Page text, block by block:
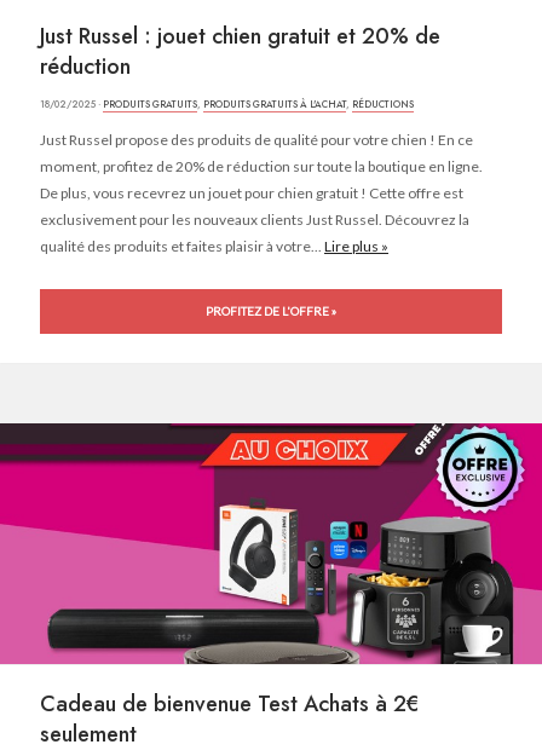
Just Russel : jouet chien gratuit et 20% de
réduction
18/02/2025 · PRODUITS GRATUITS, PRODUITS GRATUITS À L'ACHAT, RÉDUCTIONS
Just Russel propose des produits de qualité pour votre chien ! En ce
moment, profitez de 20% de réduction sur toute la boutique en ligne.
De plus, vous recevrez un jouet pour chien gratuit ! Cette offre est
exclusivement pour les nouveaux clients Just Russel. Découvrez la
qualité des produits et faites plaisir à votre... Lire plus »
PROFITEZ DE L'OFFRE »
Cadeau de bienvenue Test Achats à 2€
seulement